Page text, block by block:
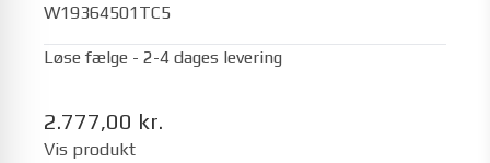
W19364501TC5
Løse fælge - 2-4 dages levering
2.777,00 kr.
Vis produkt